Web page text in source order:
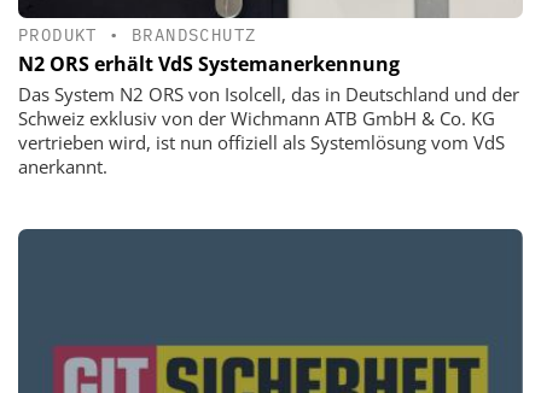
PRODUKT • BRANDSCHUTZ
N2 ORS erhält VdS Systemanerkennung
Das System N2 ORS von Isolcell, das in Deutschland und der
Schweiz exklusiv von der Wichmann ATB GmbH & Co. KG
vertrieben wird, ist nun offiziell als Systemlösung vom VdS
anerkannt.